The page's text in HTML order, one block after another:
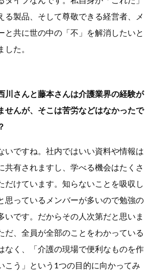
る製品、そして尊敬できる経営者、メ
と共に世の中の「不」を解消したいと
した。
川さんと藤本さんは介護業界の経験が
せんが、そこは苦労などはなかったで
いですね。社内ではいい資料や情報は
共有されますし、学べる機会はたくさ
だけています。知らないことを吸収し
思っているメンバーが多いので勉強の
いです。だからその人次第だと思いま
だ、全員が全部のことをわかっている
なく、「介護の現場で便利なものを作
こう」という1つの目的に向かってみ